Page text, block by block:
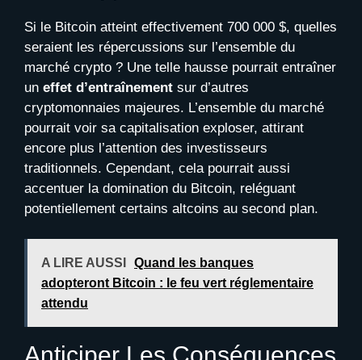
Si le Bitcoin atteint effectivement 700 000 $, quelles
seraient les répercussions sur l’ensemble du
marché crypto ? Une telle hausse pourrait entraîner
un effet d’entraînement sur d’autres
cryptomonnaies majeures. L’ensemble du marché
pourrait voir sa capitalisation exploser, attirant
encore plus l’attention des investisseurs
traditionnels. Cependant, cela pourrait aussi
accentuer la domination du Bitcoin, reléguant
potentiellement certains altcoins au second plan.
A LIRE AUSSI
Quand les banques
adopteront Bitcoin : le feu vert réglementaire
attendu